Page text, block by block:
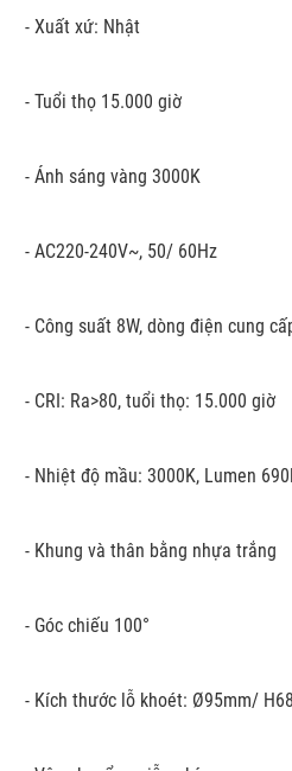
- Xuất xứ: Nhật
- Tuổi thọ 15.000 giờ
- Ánh sáng vàng 3000K
- AC220-240V~, 50/ 60Hz
- Công suất 8W, dòng điện cung
- CRI: Ra>80, tuổi thọ: 15.000 giờ
- Nhiệt độ mầu: 3000K, Lumen
- Khung và thân bằng nhựa trắng
- Góc chiếu 100°
- Kích thước lỗ khoét: Ø95mm/